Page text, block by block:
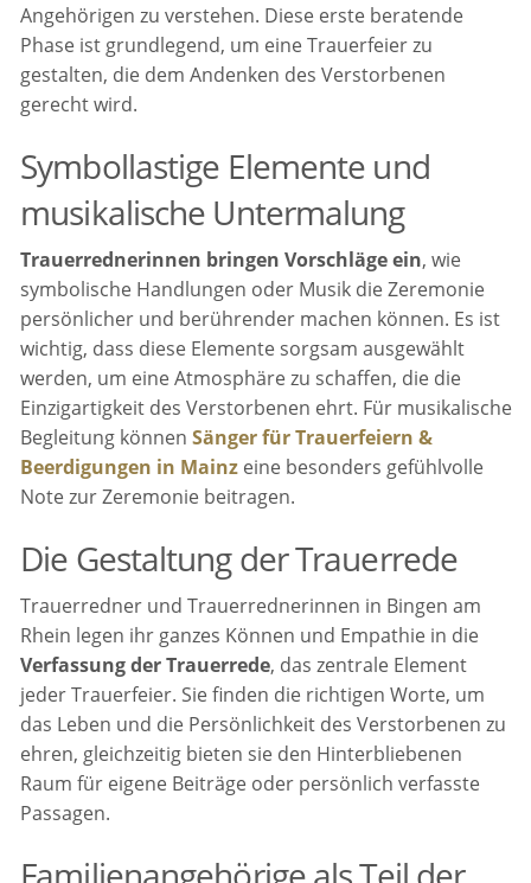
Angehörigen zu verstehen. Diese erste beratende
Phase ist grundlegend, um eine Trauerfeier zu
gestalten, die dem Andenken des Verstorbenen
gerecht wird.
Symbollastige Elemente und
musikalische Untermalung
Trauerrednerinnen bringen Vorschläge ein, wie
symbolische Handlungen oder Musik die Zeremonie
persönlicher und berührender machen können. Es ist
wichtig, dass diese Elemente sorgsam ausgewählt
werden, um eine Atmosphäre zu schaffen, die die
Einzigartigkeit des Verstorbenen ehrt. Für musikalische
Begleitung könnenSänger für Trauerfeiern &
Beerdigungen in Mainz eine besonders gefühlvolle
Note zur Zeremonie beitragen.
Die Gestaltung der Trauerrede
Trauerredner und Trauerrednerinnen in Bingen am
Rhein legen ihr ganzes Können und Empathie in die
Verfassung der Trauerrede, das zentrale Element
jeder Trauerfeier. Sie finden die richtigen Worte, um
das Leben und die Persönlichkeit des Verstorbenen zu
ehren, gleichzeitig bieten sie den Hinterbliebenen
Raum für eigene Beiträge oder persönlich verfasste
Passagen.